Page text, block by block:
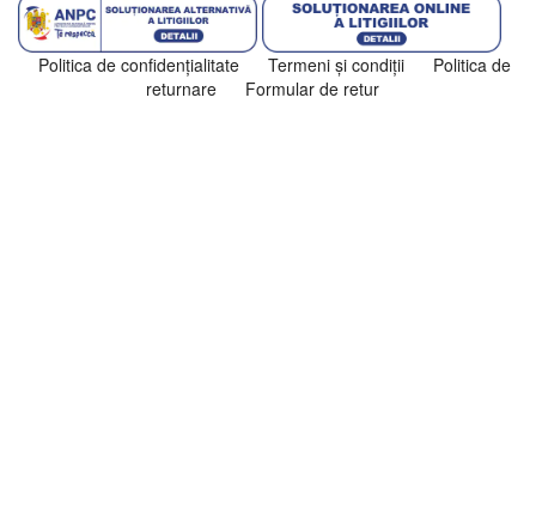
Politica de confidenţialitate Termeni şi condiţii
Politica de
returnare
Formular de retur